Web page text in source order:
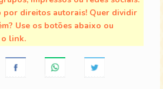
direitos autorais! Quer dividir
Use os botões abaixo ou
link.